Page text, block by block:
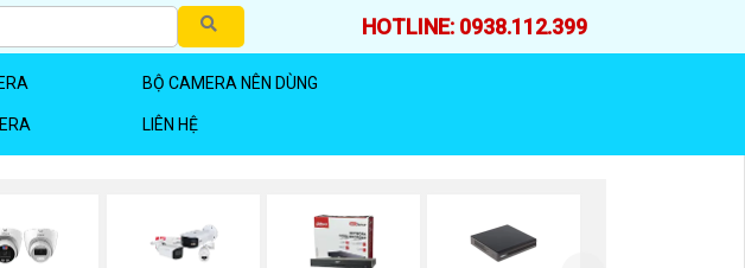
HOTLINE: 0938.112.399
BỘ CAMERA NÊN DÙNG
LIÊN HỆ